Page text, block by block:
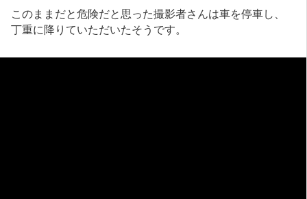
このままだと危険だと思った撮影者さんは車を停車し、
丁重に降りていただいたそうです。